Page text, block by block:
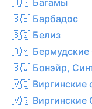
🇧🇧 Барбадос
🇧🇿 Белиз
🇧🇲 Бермудские
🇧🇶 Бонэйр,
🇻🇮 Виргинские
🇻🇬 Виргинские